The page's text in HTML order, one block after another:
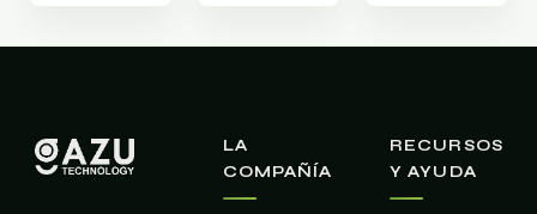
LA
COMPAÑÍA
RECURSOS
Y AYUDA